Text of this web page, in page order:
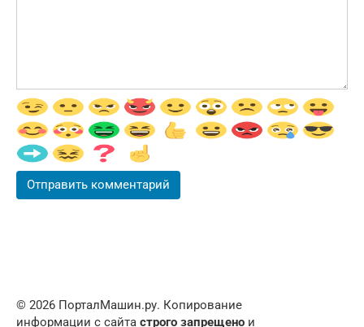
© 2026 ПорталМашин.ру. Копирование
информации с сайта строго запрещено и